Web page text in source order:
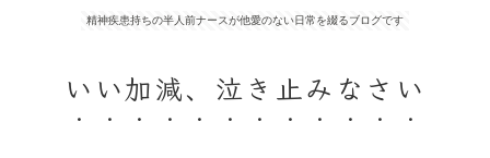
精神疾患持ちの半人前ナースが他愛のない日常を綴るブログです
いい加減、泣き止みなさい